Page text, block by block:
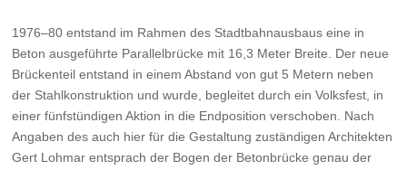
1976–80 entstand im Rahmen des Stadtbahnausbaus eine in
Beton ausgeführte Parallelbrücke mit 16,3 Meter Breite. Der neue
Brückenteil entstand in einem Abstand von gut 5 Metern neben
der Stahlkonstruktion und wurde, begleitet durch ein Volksfest, in
einer fünfstündigen Aktion in die Endposition verschoben. Nach
Angaben des auch hier für die Gestaltung zuständigen Architekten
Gert Lohmar entsprach der Bogen der Betonbrücke genau der